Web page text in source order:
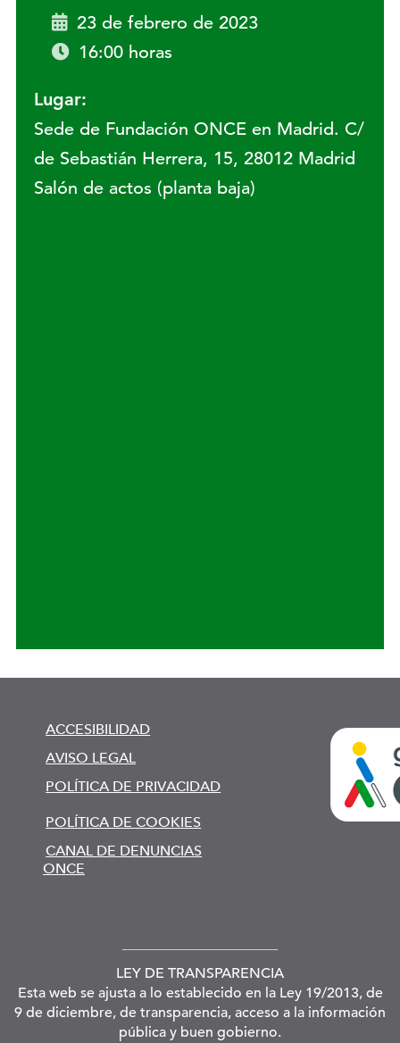
23 de febrero de 2023
16:00 horas
Lugar:
Sede de Fundación ONCE en Madrid. C/
de Sebastián Herrera, 15, 28012 Madrid
Salón de actos (planta baja)
ACCESIBILIDAD
AVISO LEGAL
POLÍTICA DE PRIVACIDAD
POLÍTICA DE COOKIES
CANAL DE DENUNCIAS
ONCE
LEY DE TRANSPARENCIA
Esta web se ajusta a lo establecido en la Ley 19/2013, de
9 de diciembre, de transparencia, acceso a la información
pública y buen gobierno.